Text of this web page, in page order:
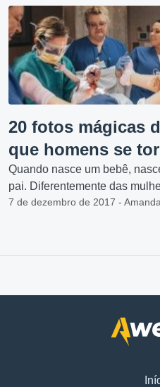
20 fotos mágicas
que homens se
Quando nasce um bebê,
pai. Diferentemente das
7 de dezembro de 2017 -